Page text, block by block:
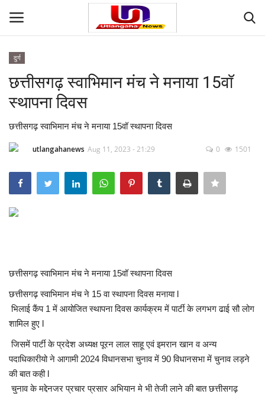
Home
Contact
मनोरंजन
टेक न्यूज
लाइफस्टाइल
वीडियो
दुर्ग
छत्तीसगढ़ स्वाभिमान मंच ने मनाया 15वॉ
स्थापना दिवस
छत्तीसगढ़ स्वाभिमान मंच ने मनाया 15वॉ स्थापना दिवस
utlangahanews Aug 11, 2023 - 21:29 0 1501
छत्तीसगढ़ स्वाभिमान मंच ने मनाया 15वॉ स्थापना दिवस
छत्तीसगढ़ स्वाभिमान मंच ने 15 वा स्थापना दिवस मनाया l
भिलाई कैंप 1 में आयोजित स्थापना दिवस कार्यक्रम में पार्टी के लगभग ढाई सौ लोग
शामिल हुए l
जिसमें पार्टी के प्रदेश अध्यक्ष पूरन लाल साहू एवं इमरान खान व अन्य
पदाधिकारीयो ने आगामी 2024 विधानसभा चुनाव में 90 विधानसभा में चुनाव लड़ने
की बात कही l
चुनाव के मद्देनजर प्रचार प्रसार अभियान मे भी तेजी लाने की बात छत्तीसगढ़